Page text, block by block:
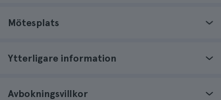
Mötesplats
Ytterligare information
Avbokningsvillkor